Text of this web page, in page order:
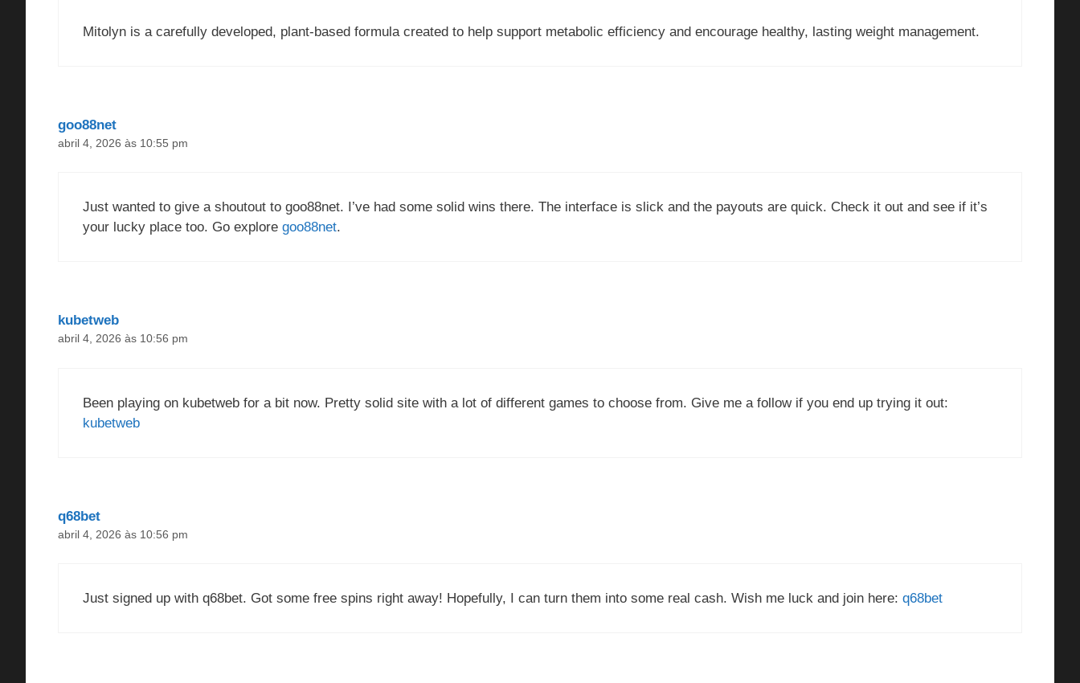
Mitolyn is a carefully developed, plant-based formula created to help support metabolic efficiency and encourage healthy, lasting weight management.
goo88net
abril 4, 2026 às 10:55 pm
Just wanted to give a shoutout to goo88net. I’ve had some solid wins there. The interface is slick and the payouts are quick. Check it out and see if it’s
your lucky place too. Go explore goo88net.
kubetweb
abril 4, 2026 às 10:56 pm
Been playing on kubetweb for a bit now. Pretty solid site with a lot of different games to choose from. Give me a follow if you end up trying it out:
kubetweb
q68bet
abril 4, 2026 às 10:56 pm
Just signed up with q68bet. Got some free spins right away! Hopefully, I can turn them into some real cash. Wish me luck and join here: q68bet